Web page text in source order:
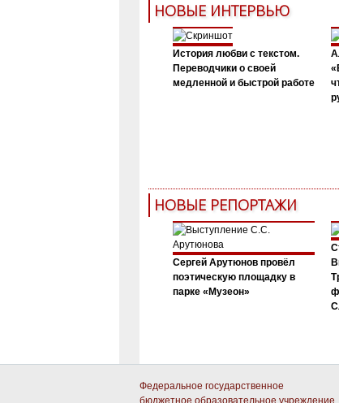
НОВЫЕ ИНТЕРВЬЮ
История любви с текстом.
Переводчики о своей
медленной и быстрой работе
НОВЫЕ РЕПОРТАЖИ
Сергей Арутюнов провёл
поэтическую площадку в
парке «Музеон»
Федеральное государственное